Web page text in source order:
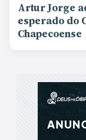
Artur Jorge
esperado do
Chapecoense